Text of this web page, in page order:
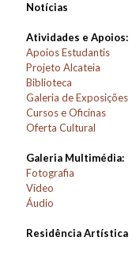
Notícias
Atividades e Apoios:
Apoios Estudantis
Projeto Alcateia
Biblioteca
Galeria de Exposições
Cursos e Oficinas
Oferta Cultural
Galeria Multimédia:
Fotografia
Vídeo
Áudio
Residência Artística